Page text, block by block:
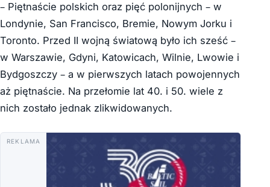
– Piętnaście polskich oraz pięć polonijnych – w
Londynie, San Francisco, Bremie, Nowym Jorku i
Toronto. Przed II wojną światową było ich sześć –
w Warszawie, Gdyni, Katowicach, Wilnie, Lwowie i
Bydgoszczy – a w pierwszych latach powojennych
aż piętnaście. Na przełomie lat 40. i 50. wiele z
nich zostało jednak zlikwidowanych.
REKLAMA